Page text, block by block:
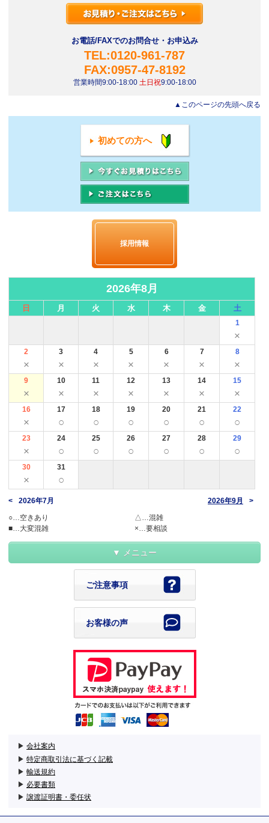
お電話/FAXでのお問合せ・お申込み
TEL:0120-961-787
FAX:0957-47-8192
営業時間9:00-18:00 土日祝9:00-18:00
▲このページの先頭へ戻る
初めての方へ
採用情報
2026年8月
日 月 火 水 木 金 土
1
×
2
×
3
×
4
×
5
×
6
×
7
×
8
×
9
×
10
×
11
×
12
×
13
×
14
×
15
×
16
×
17
○
18
○
19
○
20
○
21
○
22
○
23
×
24
○
25
○
26
○
27
○
28
○
29
○
30
×
31
○
2026年7月
2026年9月
○…空きあり
△…混雑
■…大変混雑
×…要相談
メニュー
ご注意事項
お客様の声
▶ 会社案内
▶ 特定商取引法に基づく記載
▶ 輸送規約
▶ 必要書類
▶ 譲渡証明書・委任状